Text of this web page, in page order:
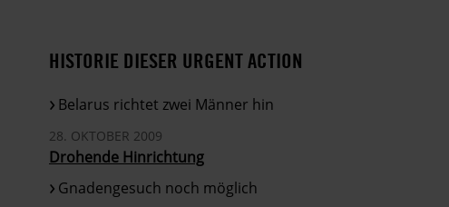
HISTORIE DIESER URGENT ACTION
Belarus richtet zwei Männer hin
28. OKTOBER 2009
Drohende Hinrichtung
Gnadengesuch noch möglich